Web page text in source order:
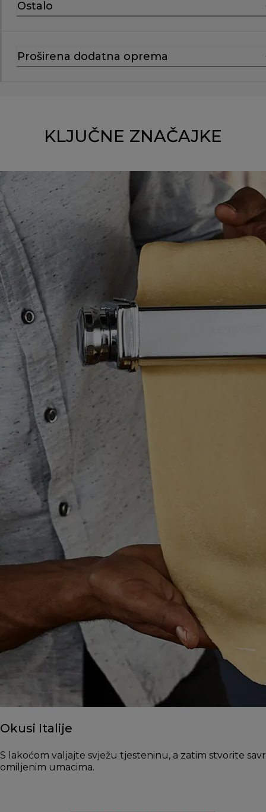
Ostalo
Proširena dodatna oprema
KLJUČNE ZNAČAJKE
Okusi Italije
S lakoćom valjajte svježu tjesteninu, a zatim stvorite
omiljenim umacima.